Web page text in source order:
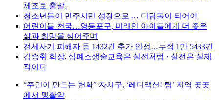
체조로 출발!
청소년들이 민주시민 성장으로 … 디딤돌이 되어야
어린이들 천국…영등포구, 미래인 아이들에게 더 좋은
삶과 희망을 심어주며
전세사기 피해자 등 1432건 추가 인정…누적 1만 5433건
김승취 회장, 심폐소생술교육은 실전처럼 · 실전은 실제
적이다
“주민이 만드는 변화” 자치구, ‘레디액션! 팀’ 지역 곳곳
에서 맹활약